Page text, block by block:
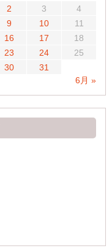
2 3
4
9 10
11
16 17
18
23 24
25
30
31
6月 »